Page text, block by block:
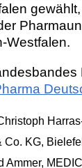
Westfalen.
Co. KG,
Ammer,